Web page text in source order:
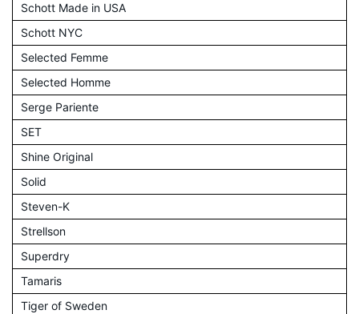
Schott Made in USA
Schott NYC
Selected Femme
Selected Homme
Serge Pariente
SET
Shine Original
Solid
Steven-K
Strellson
Superdry
Tamaris
Tiger of Sweden